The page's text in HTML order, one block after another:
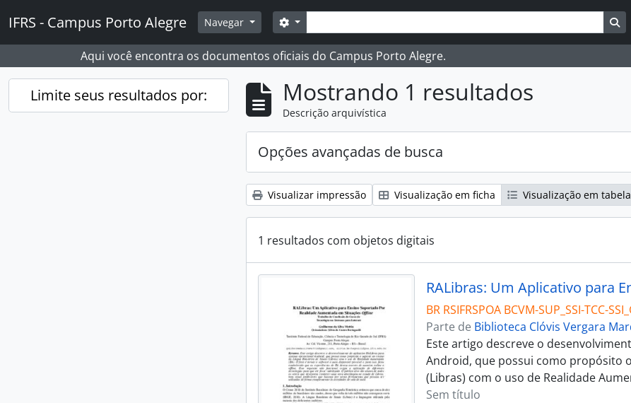
IFRS - Campus Porto Alegre Navegar Buscar
Opções de busca
Aqui você encontra os documentos oficiais do Campus Porto Alegre.
Limite seus resultados por: Mostrando 1 resultados
Descrição arquivística
Opções avançadas de busca
Visualizar impressão Visualização em ficha Visualização em tabela
1 resultados com objetos digitais
BR RSIFRSPOA BCVM-SUP_SSI-TCC-
Parte de Biblioteca Clóvis Vergara
Este artigo descreve o
Android, que possui como propósito
(Libras) com o uso de Realidade
Sem título